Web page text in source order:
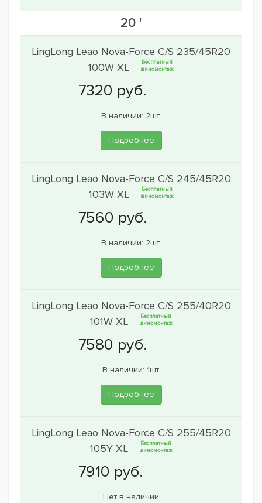
20 '
LingLong Leao Nova-Force C/S 235/45R20
100W XL
Бесплатный
шиномонтаж
В наличии: 2шт.
Подробнее
LingLong Leao Nova-Force C/S 245/45R20
103W XL
Бесплатный
шиномонтаж
В наличии: 2шт.
Подробнее
LingLong Leao Nova-Force C/S 255/40R20
101W XL
Бесплатный
шиномонтаж
В наличии: 1шт.
Подробнее
LingLong Leao Nova-Force C/S 255/45R20
105Y XL
Бесплатный
шиномонтаж
Нет в наличии